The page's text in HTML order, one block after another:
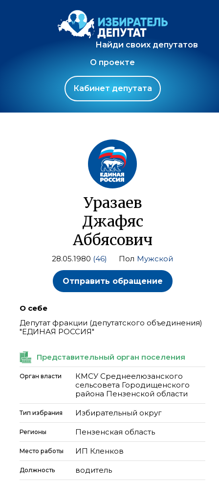
Найди своих депутатов
О проекте
Кабинет депутата
Уразаев
Джафяс
Аббясович
28.05.1980 (46) Пол Мужской
Отправить обращение
О себе
Депутат фракции (депутатского объединения)
"ЕДИНАЯ РОССИЯ"
Представительный орган поселения
Орган власти
КМСУ Среднеелюзанского
сельсовета Городищенского
района Пензенской области
Тип избрания Избирательный округ
Регионы Пензенская область
Место работы ИП Кленков
Должность водитель